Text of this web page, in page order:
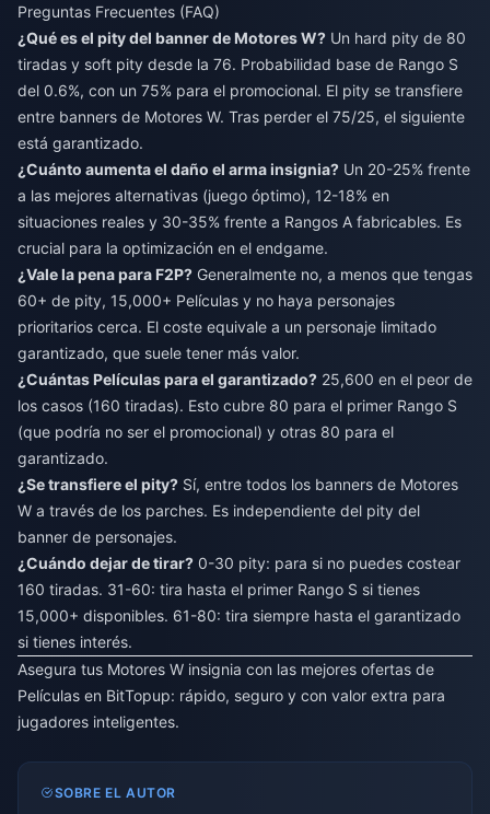
Preguntas Frecuentes (FAQ)
¿Qué es el pity del banner de Motores W? Un hard pity de 80
tiradas y soft pity desde la 76. Probabilidad base de Rango S
del 0.6%, con un 75% para el promocional. El pity se transfiere
entre banners de Motores W. Tras perder el 75/25, el siguiente
está garantizado.
¿Cuánto aumenta el daño el arma insignia? Un 20-25% frente
a las mejores alternativas (juego óptimo), 12-18% en
situaciones reales y 30-35% frente a Rangos A fabricables. Es
crucial para la optimización en el endgame.
¿Vale la pena para F2P? Generalmente no, a menos que tengas
60+ de pity, 15,000+ Películas y no haya personajes
prioritarios cerca. El coste equivale a un personaje limitado
garantizado, que suele tener más valor.
¿Cuántas Películas para el garantizado? 25,600 en el peor de
los casos (160 tiradas). Esto cubre 80 para el primer Rango S
(que podría no ser el promocional) y otras 80 para el
garantizado.
¿Se transfiere el pity? Sí, entre todos los banners de Motores
W a través de los parches. Es independiente del pity del
banner de personajes.
¿Cuándo dejar de tirar? 0-30 pity: para si no puedes costear
160 tiradas. 31-60: tira hasta el primer Rango S si tienes
15,000+ disponibles. 61-80: tira siempre hasta el garantizado
si tienes interés.
Asegura tus Motores W insignia con las mejores ofertas de
Películas en BitTopup: rápido, seguro y con valor extra para
jugadores inteligentes.
SOBRE EL AUTOR